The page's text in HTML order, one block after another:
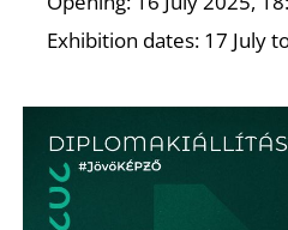
Exhibition dates: 17 July